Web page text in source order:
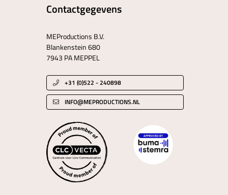
Contactgegevens
MEProductions B.V.
Blankenstein 680
7943 PA MEPPEL
+31 (0)522 - 240898
INFO@MEPRODUCTIONS.NL